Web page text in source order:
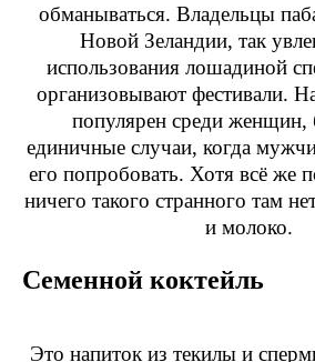
обманываться. Владельцы
Новой Зеландии, так
использования лошадиной
организовывают фестивали.
популярен среди женщин,
единичные случаи, когда
его попробовать. Хотя всё же
ничего такого странного там
и молоко.
Семенной коктейль
Это напиток из текилы и